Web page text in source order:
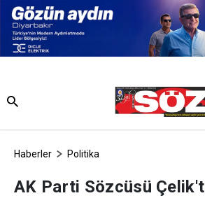
Haberler Politika
AK Parti Sözcüsü